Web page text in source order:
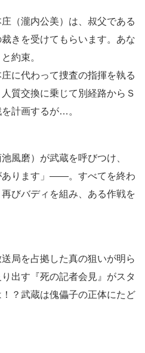
（瀧内公美）は、叔父である
きを受けてもらいます。あな
約束。
に代わって捜査の指揮を執る
質交換に乗じて別経路からＳ
計画するが…。
風磨）が武蔵を呼びつけ、
あります」――。すべてを終わ
びバディを組み、ある作戦を
局を占拠した真の狙いが明ら
出す『死の記者会見』がスタ
？武蔵は傀儡子の正体にたど